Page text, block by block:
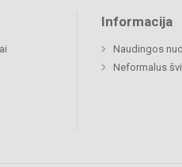
Informacija
Naudingos
Neformalus